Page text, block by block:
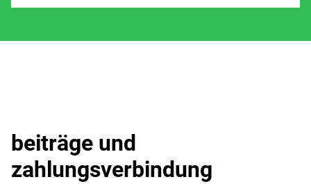
beiträge und
zahlungsverbindung